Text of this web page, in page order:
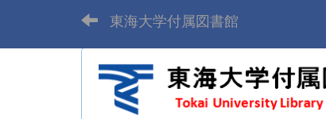
東海大学付属図書館